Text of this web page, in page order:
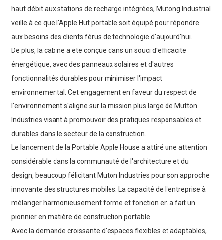
haut débit aux stations de recharge intégrées, Mutong Industrial
veille à ce que l'Apple Hut portable soit équipé pour répondre
aux besoins des clients férus de technologie d'aujourd'hui.
De plus, la cabine a été conçue dans un souci d'efficacité
énergétique, avec des panneaux solaires et d'autres
fonctionnalités durables pour minimiser l'impact
environnemental. Cet engagement en faveur du respect de
l'environnement s'aligne sur la mission plus large de Mutton
Industries visant à promouvoir des pratiques responsables et
durables dans le secteur de la construction.
Le lancement de la Portable Apple House a attiré une attention
considérable dans la communauté de l'architecture et du
design, beaucoup félicitant Muton Industries pour son approche
innovante des structures mobiles. La capacité de l'entreprise à
mélanger harmonieusement forme et fonction en a fait un
pionnier en matière de construction portable.
Avec la demande croissante d'espaces flexibles et adaptables,